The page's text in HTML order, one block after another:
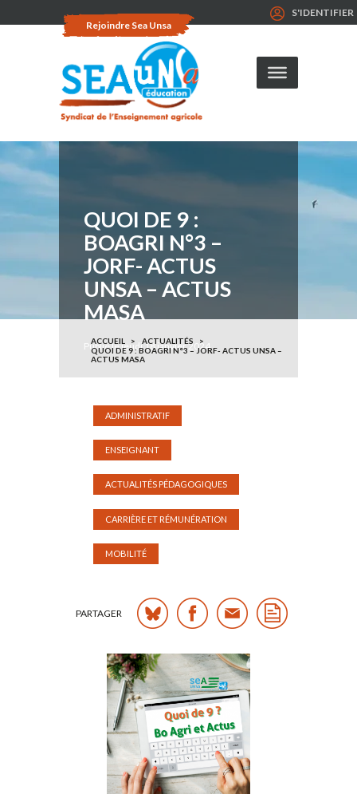
Rejoindre Sea Unsa
S'IDENTIFIER
QUOI DE 9 :
BOAGRI N°3 –
JORF- ACTUS
UNSA – ACTUS
MASA
Publié le jeudi 18 janvier 2024
ACCUEIL
ACTUALITÉS
QUOI DE 9 : BOAGRI N°3 – JORF- ACTUS UNSA –
ACTUS MASA
ADMINISTRATIF
ENSEIGNANT
ACTUALITÉS PÉDAGOGIQUES
CARRIÈRE ET RÉMUNÉRATION
MOBILITÉ
PARTAGER